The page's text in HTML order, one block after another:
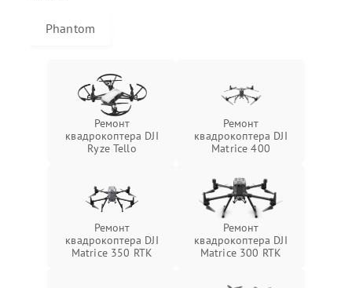
Phantom
Ремонт
квадрокоптера DJI
Ryze Tello
Ремонт
квадрокоптера DJI
Matrice 400
Ремонт
квадрокоптера DJI
Matrice 350 RTK
Ремонт
квадрокоптера DJI
Matrice 300 RTK